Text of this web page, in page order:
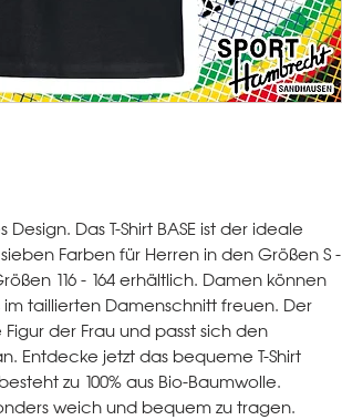
Das T-Shirt BASE ist der ideale
Farben für Herren in den Größen S -
116 - 164 erhältlich. Damen können
im taillierten Damenschnitt freuen. Der
der Frau und passt sich den
Entdecke jetzt das bequeme T-Shirt
zu 100% aus Bio-Baumwolle.
weich und bequem zu tragen.